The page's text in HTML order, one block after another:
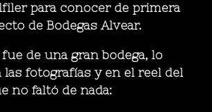
para conocer de primera
de Bodegas Alvear.
de una gran bodega, lo
fotografías y en el reel del
no faltó de nada: